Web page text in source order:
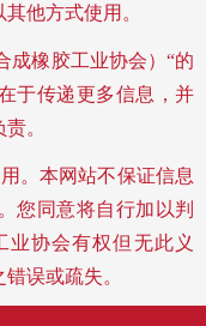
他方式使用。
橡胶工业协会）“的
于传递更多信息，并
。
。本网站不保证信息
您同意将自行加以判
业协会有权但无此义
误或疏失。